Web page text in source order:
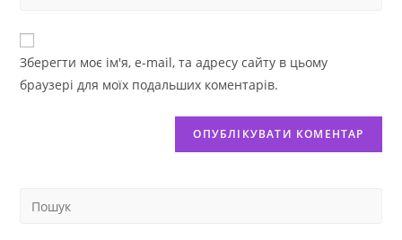
Зберегти моє ім'я, e-mail, та адресу сайту в цьому
браузері для моїх подальших коментарів.